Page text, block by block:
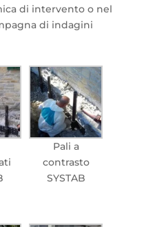
di intervento o nel
di indagini
Pali a
contrasto
SYSTAB